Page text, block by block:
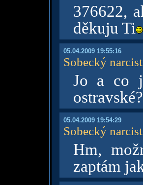
376622,
děkuju Ti
05.04.2009 19:55:16
Sobecký
Jo a co
ostravské?
05.04.2009 19:54:29
Sobecký
Hm,
zaptám